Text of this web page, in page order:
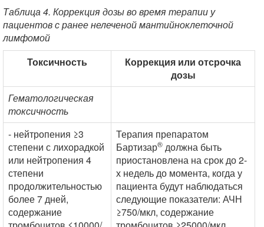
Таблица 4. Коррекция дозы во время терапии у
пациентов с ранее нелеченой мантийноклеточной
лимфомой
Токсичность
Коррекция или отсрочка
дозы
Гематологическая
токсичность
- нейтропения ≥3
степени с лихорадкой
или нейтропения 4
степени
продолжительностью
более 7 дней,
содержание
Терапия препаратом
Бартизар® должна быть
приостановлена на срок до 2-
х недель до момента, когда у
пациента будут наблюдаться
следующие показатели: АЧН
≥750/мкл, содержание